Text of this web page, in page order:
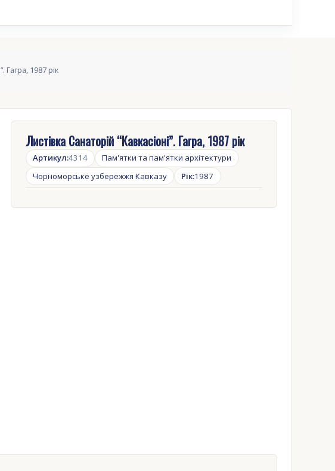
Гагра, 1987 рік
Листівка Санаторій “Кавкасіоні”. Гагра, 1987 рік
Артикул:4314
Пам'ятки та пам'ятки архітектури
Чорноморське узбережжя Кавказу
Рік:1987